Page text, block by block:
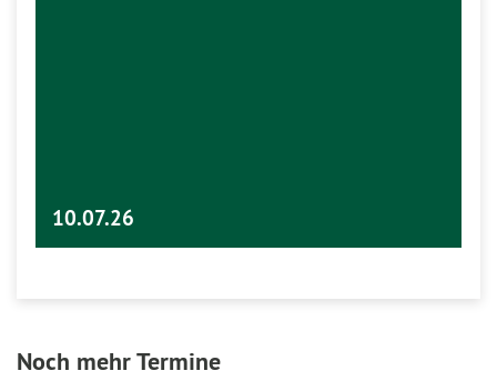
10.07.26
Noch mehr Termine